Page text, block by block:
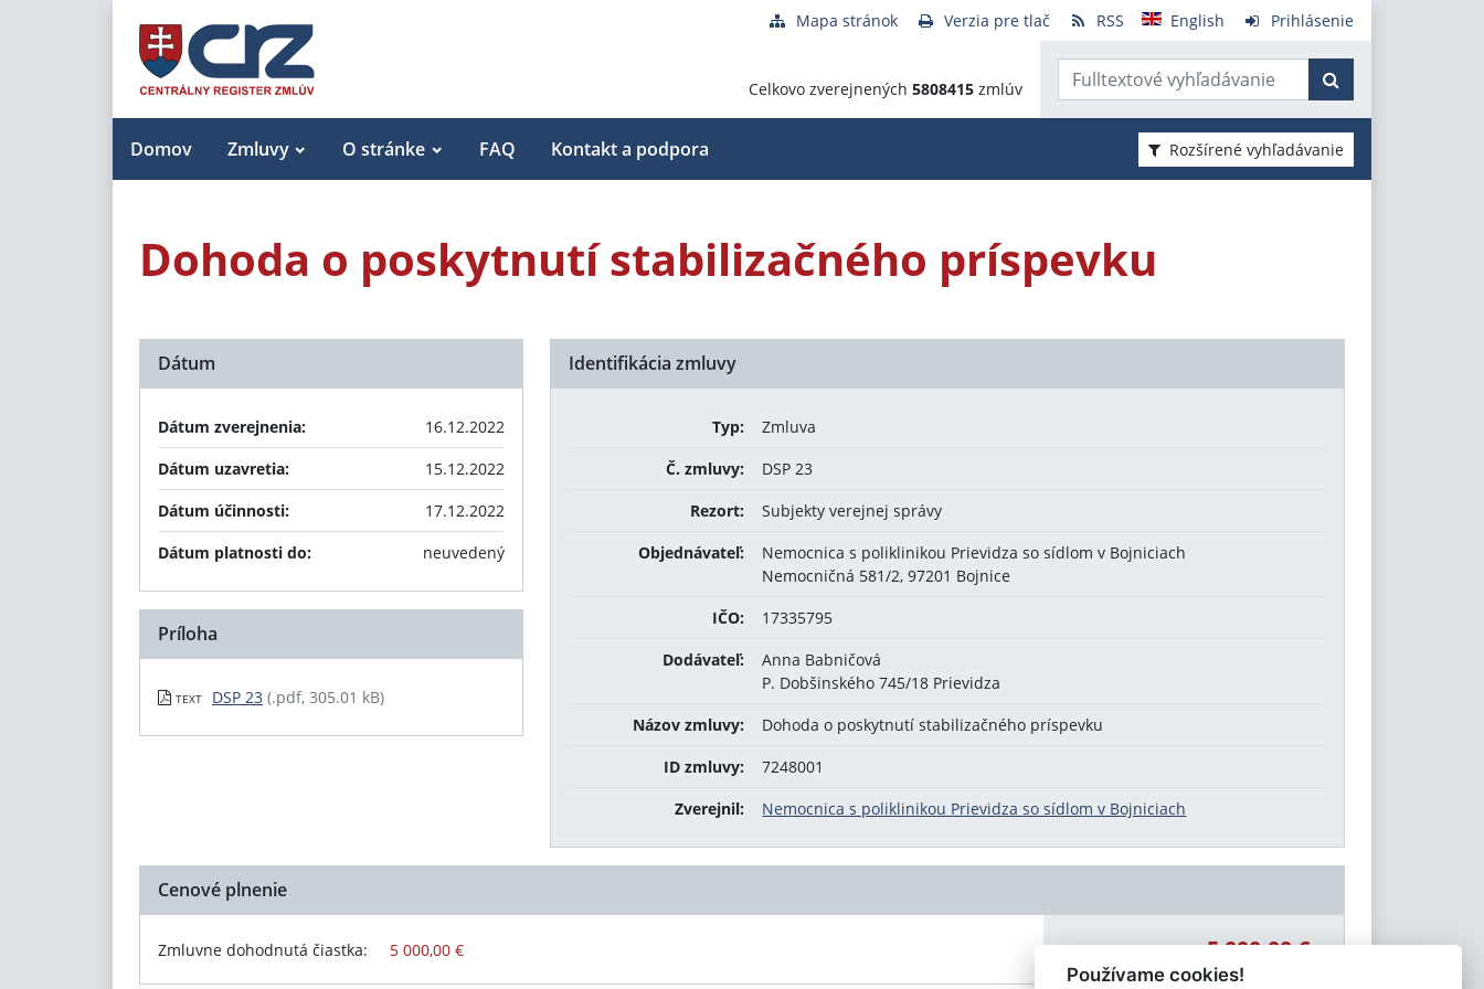
Mapa stránok Verzia pre tlač RSS English Prihlásenie
Celkovo zverejnených 5808415 zmlúv
Domov Zmluvy O stránke FAQ Kontakt a podpora Rozšírené vyhľadávanie
Dohoda o poskytnutí stabilizačného príspevku
Identifikácia zmluvy
Typ:
Zmluva
Č. zmluvy:
DSP 23
Rezort:
Subjekty verejnej správy
Objednávateľ:
Nemocnica s poliklinikou Prievidza so sídlom v Bojniciach
Nemocničná 581/2, 97201 Bojnice
IČO:
17335795
Dodávateľ:
Anna Babničová
P. Dobšinského 745/18 Prievidza
Názov zmluvy:
Dohoda o poskytnutí stabilizačného príspevku
ID zmluvy:
7248001
Zverejnil:
Nemocnica s poliklinikou Prievidza so sídlom v Bojniciach
Dátum
Dátum zverejnenia:
16.12.2022
Dátum uzavretia:
15.12.2022
Dátum účinnosti:
17.12.2022
Dátum platnosti do:
neuvedený
Príloha
TEXT DSP 23 (.pdf, 305.01 kB)
Cenové plnenie
Zmluvne dohodnutá čiastka: 5 000,00 € Celková čiastka: 5 000,00 €
Používame cookies!